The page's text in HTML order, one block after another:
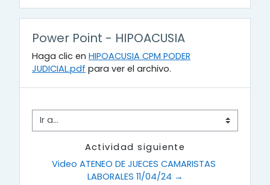
Power Point - HIPOACUSIA
Haga clic en HIPOACUSIA CPM PODER
JUDICIAL.pdf para ver el archivo.
Ir a...
Actividad siguiente
Video ATENEO DE JUECES CAMARISTAS
LABORALES 11/04/24 →